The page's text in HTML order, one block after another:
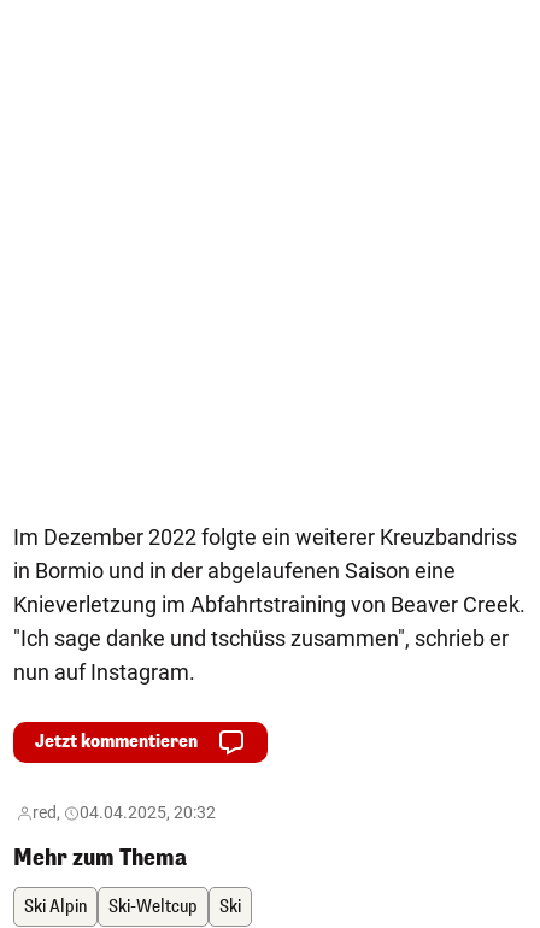
Im Dezember 2022 folgte ein weiterer Kreuzbandriss
in Bormio und in der abgelaufenen Saison eine
Knieverletzung im Abfahrtstraining von Beaver Creek.
"Ich sage danke und tschüss zusammen", schrieb er
nun auf Instagram.
Jetzt kommentieren
red, 04.04.2025, 20:32
Mehr zum Thema
Ski Alpin Ski-Weltcup Ski